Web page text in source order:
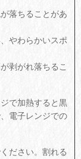
落ちることがあ
やわらかいスポ
剥がれ落ちるこ
で加熱すると黒
電子レンジでの
ださい。割れる